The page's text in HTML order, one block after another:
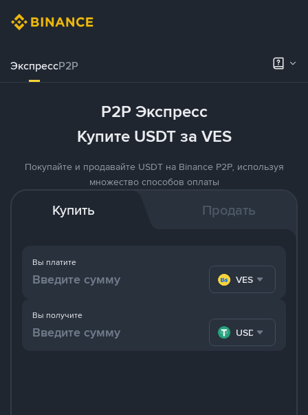
ЭкспрессP2P
P2P Экспресс
Купите USDT за VES
Покупайте и продавайте USDT на Binance P2P, используя
множество способов оплаты
Купить Продать
Вы платите
VES
Вы получите
USDT